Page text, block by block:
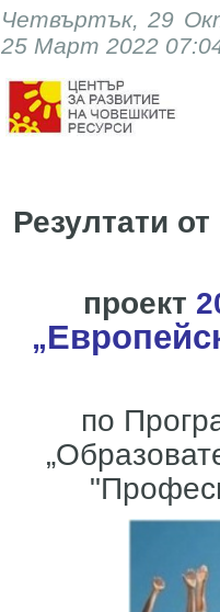
Четвъртък, 29
25 Март 2022
Резултати
проект
„
по